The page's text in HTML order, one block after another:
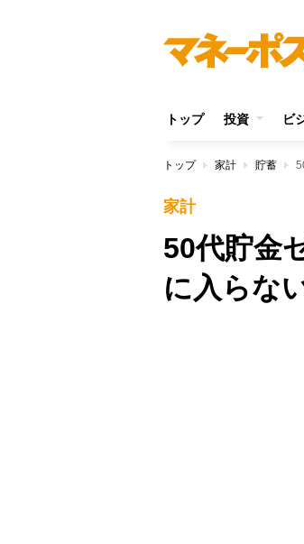
トップ 投資 ビ
トップ 家計 貯蓄
家計
50代貯金
に入らな